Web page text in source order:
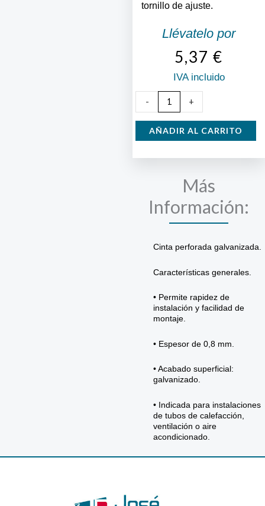
tornillo de ajuste.
Llévatelo por
5,37 €
IVA incluido
-
Perforada
+
AÑADIR AL CARRITO
Más
Información:
Cinta perforada galvanizada.
Características generales.
• Permite rapidez de
instalación y facilidad de
montaje.
• Espesor de 0,8 mm.
• Acabado superficial:
galvanizado.
• Indicada para instalaciones
de tubos de calefacción,
ventilación o aire
acondicionado.